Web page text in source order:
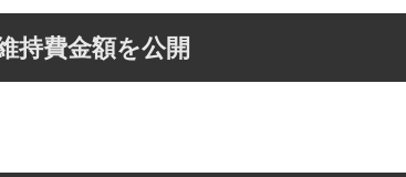
持費金額を公開